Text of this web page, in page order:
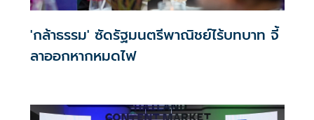
'กล้าธรรม' ซัดรัฐมนตรีพาณิชย์ไร้บทบาท จี้
ลาออกหากหมดไฟ